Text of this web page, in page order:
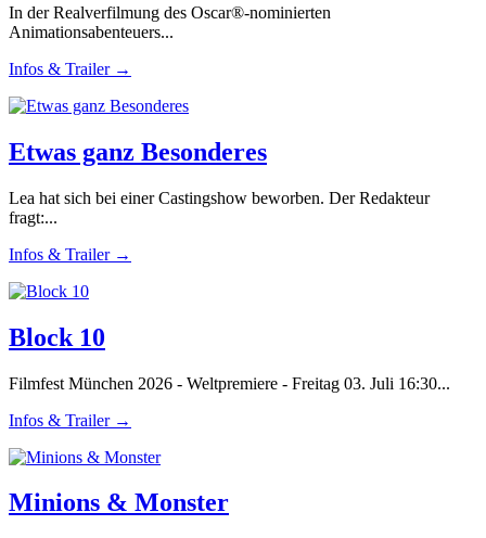
In der Realverfilmung des Oscar®-nominierten
Animationsabenteuers...
Infos & Trailer →
Etwas ganz Besonderes
Lea hat sich bei einer Castingshow beworben. Der Redakteur
fragt:...
Infos & Trailer →
Block 10
Filmfest München 2026 - Weltpremiere - Freitag 03. Juli 16:30...
Infos & Trailer →
Minions & Monster